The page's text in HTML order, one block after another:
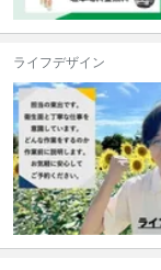
ライフデザイン